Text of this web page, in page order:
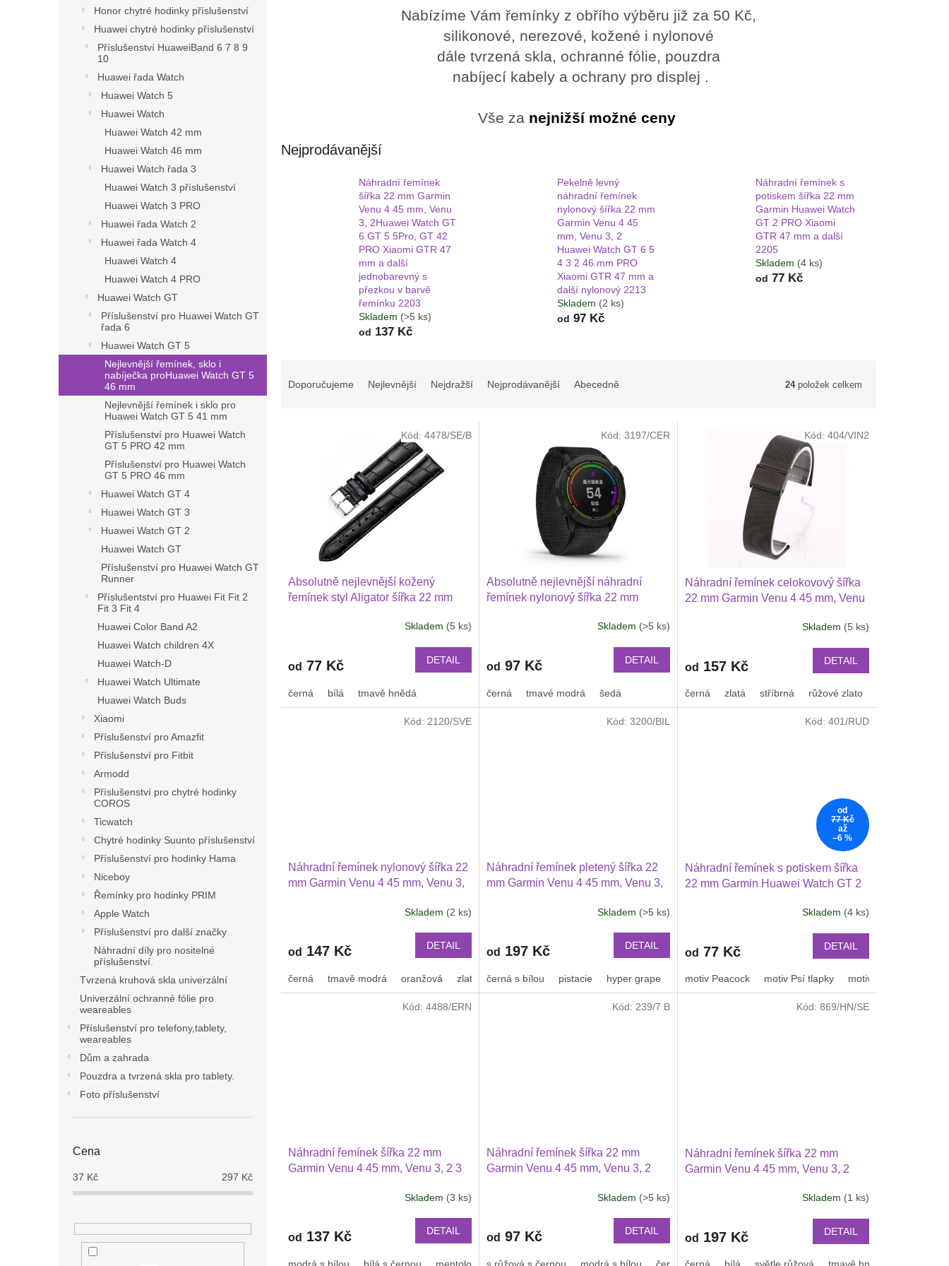
Honor chytré hodinky příslušenství
Huawei chytré hodinky příslušenství
Příslušenství HuaweiBand 6 7 8 9
10
Huawei řada Watch
Huawei Watch 5
Huawei Watch
Huawei Watch 42 mm
Huawei Watch 46 mm
Huawei Watch řada 3
Huawei Watch 3 příslušenství
Huawei Watch 3 PRO
Huawei řada Watch 2
Huawei řada Watch 4
Huawei Watch 4
Huawei Watch 4 PRO
Huawei Watch GT
Příslušenství pro Huawei Watch GT
řada 6
Huawei Watch GT 5
Nejlevnější řemínek, sklo i
nabíječka proHuawei Watch GT 5
46 mm
Nejlevnější řemínek i sklo pro
Huawei Watch GT 5 41 mm
Příslušenství pro Huawei Watch
GT 5 PRO 42 mm
Příslušenství pro Huawei Watch
GT 5 PRO 46 mm
Huawei Watch GT 4
Huawei Watch GT 3
Huawei Watch GT 2
Huawei Watch GT
Příslušenství pro Huawei Watch GT
Runner
Příslušentství pro Huawei Fit Fit 2
Fit 3 Fit 4
Huawei Color Band A2
Huawei Watch children 4X
Huawei Watch-D
Huawei Watch Ultimate
Huawei Watch Buds
Xiaomi
Příslušenství pro Amazfit
Příslušenství pro Fitbit
Armodd
Příslušenství pro chytré hodinky
COROS
Ticwatch
Chytré hodinky Suunto příslušenství
Příslušenství pro hodinky Hama
Niceboy
Řemínky pro hodinky PRIM
Apple Watch
Příslušenství pro další značky
Náhradní díly pro nositelné
příslušenství.
Tvrzená kruhová skla univerzální
Univerzální ochranné fólie pro
weareables
Příslušenství pro telefony,tablety,
weareables
Dům a zahrada
Pouzdra a tvrzená skla pro tablety.
Foto příslušenství
Cena
37 Kč 297 Kč
Nabízíme Vám řemínky z obřího výběru již za 50 Kč,
silikonové, nerezové, kožené i nylonové
dále tvrzená skla, ochranné fólie, pouzdra
nabíjecí kabely a ochrany pro displej .
Vše za nejnižší možné ceny
Nejprodávanější
Náhradní řemínek
šířka 22 mm Garmin
Venu 4 45 mm, Venu
3, 2Huawei Watch GT
6 GT 5 5Pro, GT 42
PRO Xiaomi GTR 47
mm a další
jednobarevný s
přezkou v barvě
řemínku 2203
Skladem (>5 ks)
od 137 Kč
Pekelně levný
náhradní řemínek
nylonový šířka 22 mm
Garmin Venu 4 45
mm, Venu 3, 2
Huawei Watch GT 6 5
4 3 2 46 mm PRO
Xiaomi GTR 47 mm a
další nylonový 2213
Skladem (2 ks)
od 97 Kč
Náhradní řemínek s
potiskem šířka 22 mm
Garmin Huawei Watch
GT 2 PRO Xiaomi
GTR 47 mm a další
2205
Skladem (4 ks)
od 77 Kč
Doporučujeme Nejlevnější Nejdražší Nejprodávanější Abecedně 24položek celkem
Absolutně nejlevnější kožený
řemínek styl Aligator šířka 22 mm
Watch GT 2 PRO Xiaomi GTS GTR
Skladem (5 ks)
od 77 Kč DETAIL
černá bílá tmavě hnědá
Kód: 4478/SE/B
Absolutně nejlevnější náhradní
řemínek nylonový šířka 22 mm
Huawei Watch GT 6 5 4 3 2 46 mm
nylonový 2211
Skladem (>5 ks)
od 97 Kč DETAIL
černá tmavé modrá šedá
Kód: 3197/CER
Náhradní řemínek celokovový šířka
22 mm Garmin Venu 4 45 mm, Venu
mm PRO Xiaomi GTR 47 mm a další
Skladem (5 ks)
od 157 Kč DETAIL
černá zlatá stříbrná růžové zlato
Kód: 404/VIN2
Náhradní řemínek nylonový šířka 22
mm Garmin Venu 4 45 mm, Venu 3,
PRO Xiaomi GTR 47 mm a další
Skladem (2 ks)
od 147 Kč DETAIL
černá tmavě modrá oranžová zlatá oranžová s černým proužkem tmavě zelená kovově šedá Pruhy duha černošedý
Kód: 2120/SVE
Náhradní řemínek pletený šířka 22
mm Garmin Venu 4 45 mm, Venu 3,
PRO Xiaomi GTR 47 mm a další
je
z
5
Skladem (>5 ks)
od 197 Kč DETAIL
černá s bílou pistacie hyper grape nebeská modrá
Kód: 3200/BIL
od
77 Kč
až
–6 %
Náhradní řemínek s potiskem šířka
22 mm Garmin Huawei Watch GT 2
Skladem (4 ks)
od 77 Kč DETAIL
motiv Peacock motiv Psí tlapky motiv leopard
Kód: 401/RUD
Náhradní řemínek šířka 22 mm
Garmin Venu 4 45 mm, Venu 3, 2 3
GTR 47 mm a další 2214Skladem (3 ks)
od 137 Kč DETAIL
Kód: 4488/ERN
Náhradní řemínek šířka 22 mm
Garmin Venu 4 45 mm, Venu 3, 2
PRO, GT 4 PRO Xiaomi GTR 47
je
Skladem (>5 ks)
od 97 Kč DETAIL
Kód: 239/7 B
Náhradní řemínek šířka 22 mm
Garmin Venu 4 45 mm, Venu 3, 2
mmPRO Xiaomi GTS GTR 42 mm
Skladem (1 ks)
od 197 Kč DETAIL
Kód: 869/HN/SE